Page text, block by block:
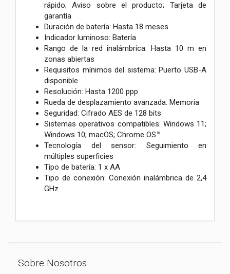
rápido; Aviso sobre el producto; Tarjeta de
garantía
Duración de batería: Hasta 18 meses
Indicador luminoso: Batería
Rango de la red inalámbrica: Hasta 10 m en
zonas abiertas
Requisitos mínimos del sistema: Puerto USB-A
disponible
Resolución: Hasta 1200 ppp
Rueda de desplazamiento avanzada: Memoria
Seguridad: Cifrado AES de 128 bits
Sistemas operativos compatibles: Windows 11;
Windows 10; macOS; Chrome OS™
Tecnología del sensor: Seguimiento en
múltiples superficies
Tipo de batería: 1 x AA
Tipo de conexión: Conexión inalámbrica de 2,4
GHz
Sobre Nosotros